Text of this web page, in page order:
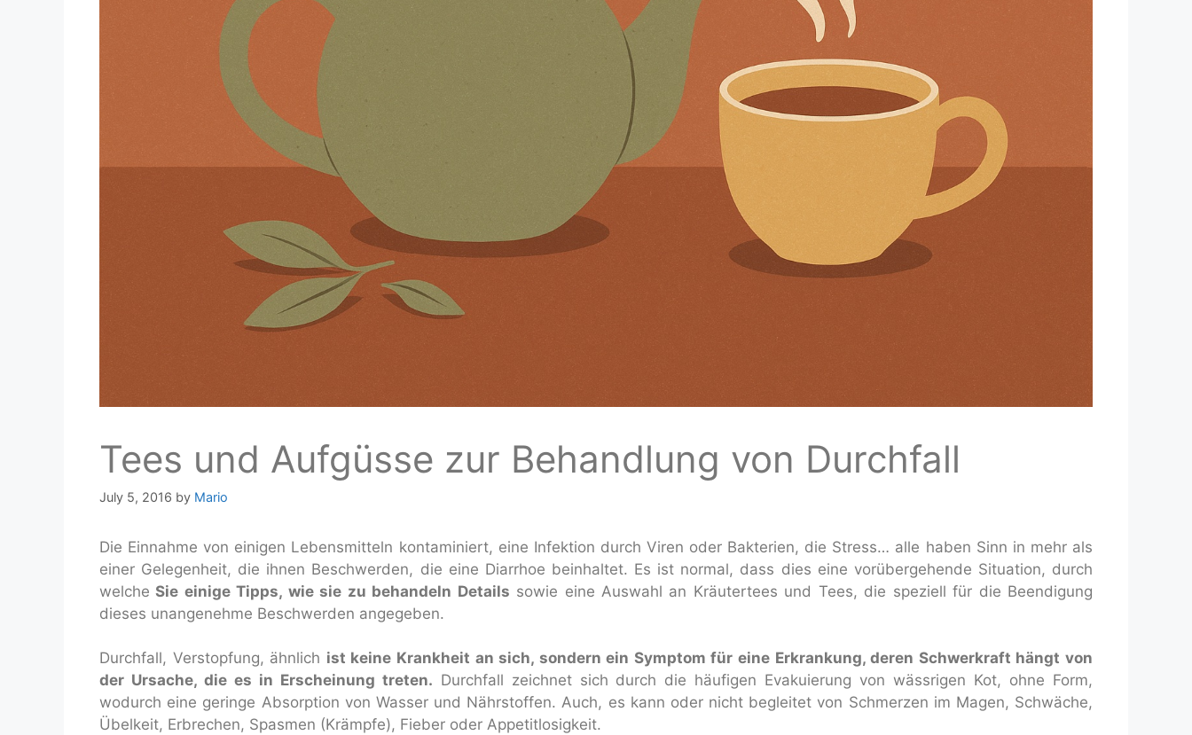
Tees und Aufgüsse zur Behandlung von Durchfall
July 5, 2016 by Mario
Die Einnahme von einigen Lebensmitteln kontaminiert, eine Infektion durch Viren oder Bakterien, die Stress… alle haben Sinn in mehr als
einer Gelegenheit, die ihnen Beschwerden, die eine Diarrhoe beinhaltet. Es ist normal, dass dies eine vorübergehende Situation, durch
welche Sie einige Tipps, wie sie zu behandeln Details sowie eine Auswahl an Kräutertees und Tees, die speziell für die Beendigung
dieses unangenehme Beschwerden angegeben.
Durchfall, Verstopfung, ähnlich ist keine Krankheit an sich, sondern ein Symptom für eine Erkrankung, deren Schwerkraft hängt von
der Ursache, die es in Erscheinung treten. Durchfall zeichnet sich durch die häufigen Evakuierung von wässrigen Kot, ohne Form,
wodurch eine geringe Absorption von Wasser und Nährstoffen. Auch, es kann oder nicht begleitet von Schmerzen im Magen, Schwäche,
Übelkeit, Erbrechen, Spasmen (Krämpfe), Fieber oder Appetitlosigkeit.